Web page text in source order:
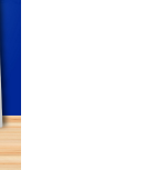
khi in ít:
rẻ hơn các